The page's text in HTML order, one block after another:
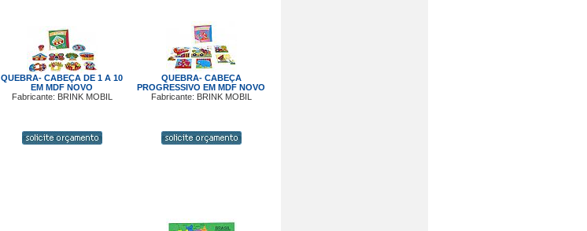
QUEBRA- CABEÇA DE 1 A 10
EM MDF NOVO
Fabricante: BRINK MOBIL
QUEBRA- CABEÇA
PROGRESSIVO EM MDF NOVO
Fabricante: BRINK MOBIL